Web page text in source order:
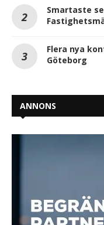
Smartaste
Flera nya
Göteborg
ANNONS